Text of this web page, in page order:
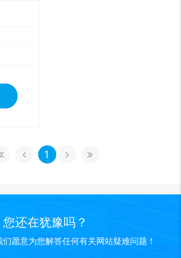
1
您还在犹豫吗？
愿意为您解答任何有关网站疑难问题！